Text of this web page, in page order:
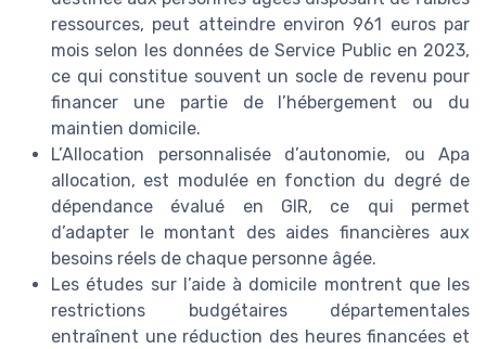
ressources, peut atteindre environ 961 euros par
mois selon les données de Service Public en 2023,
ce qui constitue souvent un socle de revenu pour
financer une partie de l’hébergement ou du
maintien domicile.
L’Allocation personnalisée d’autonomie, ou Apa
allocation, est modulée en fonction du degré de
dépendance évalué en GIR, ce qui permet
d’adapter le montant des aides financières aux
besoins réels de chaque personne âgée.
Les études sur l’aide à domicile montrent que les
restrictions budgétaires départementales
entraînent une réduction des heures financées et